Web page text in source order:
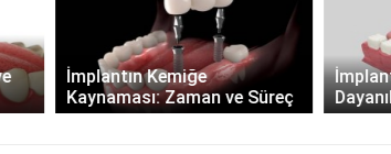
İmplantın Kemiğe
Kaynaması: Zaman ve Süreç